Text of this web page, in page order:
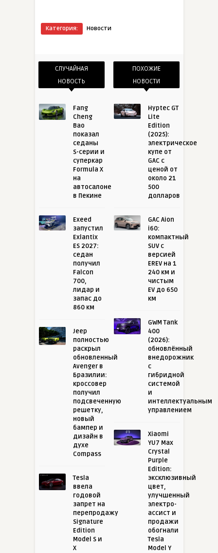
Категория: Новости
СЛУЧАЙНАЯ
НОВОСТЬ
Fang
Cheng
Bao
показал
седаны
S-серии и
суперкар
Formula X
на
автосалоне
в Пекине
Exeed
запустил
Exlantix
ES 2027:
седан
получил
Falcon
700,
лидар и
запас до
860 км
Jeep
полностью
раскрыл
обновленный
Avenger в
Бразилии:
кроссовер
получил
подсвеченную
решетку,
новый
бампер и
дизайн в
духе
Compass
Tesla
ввела
годовой
запрет на
перепродажу
Signature
Edition
Model S и
X
ПОХОЖИЕ
НОВОСТИ
Hyptec GT
Lite
Edition
(2025):
электрическое
купе от
GAC с
ценой от
около 21
500
долларов
GAC Aion
i60:
компактный
SUV с
версией
EREV на 1
240 км и
чистым
EV до 650
км
GWM Tank
400
(2026):
обновлённый
внедорожник
с
гибридной
системой
и
интеллектуальным
управлением
Xiaomi
YU7 Max
Crystal
Purple
Edition:
эксклюзивный
цвет,
улучшенный
электро-
ассист и
продажи
обогнали
Tesla
Model Y